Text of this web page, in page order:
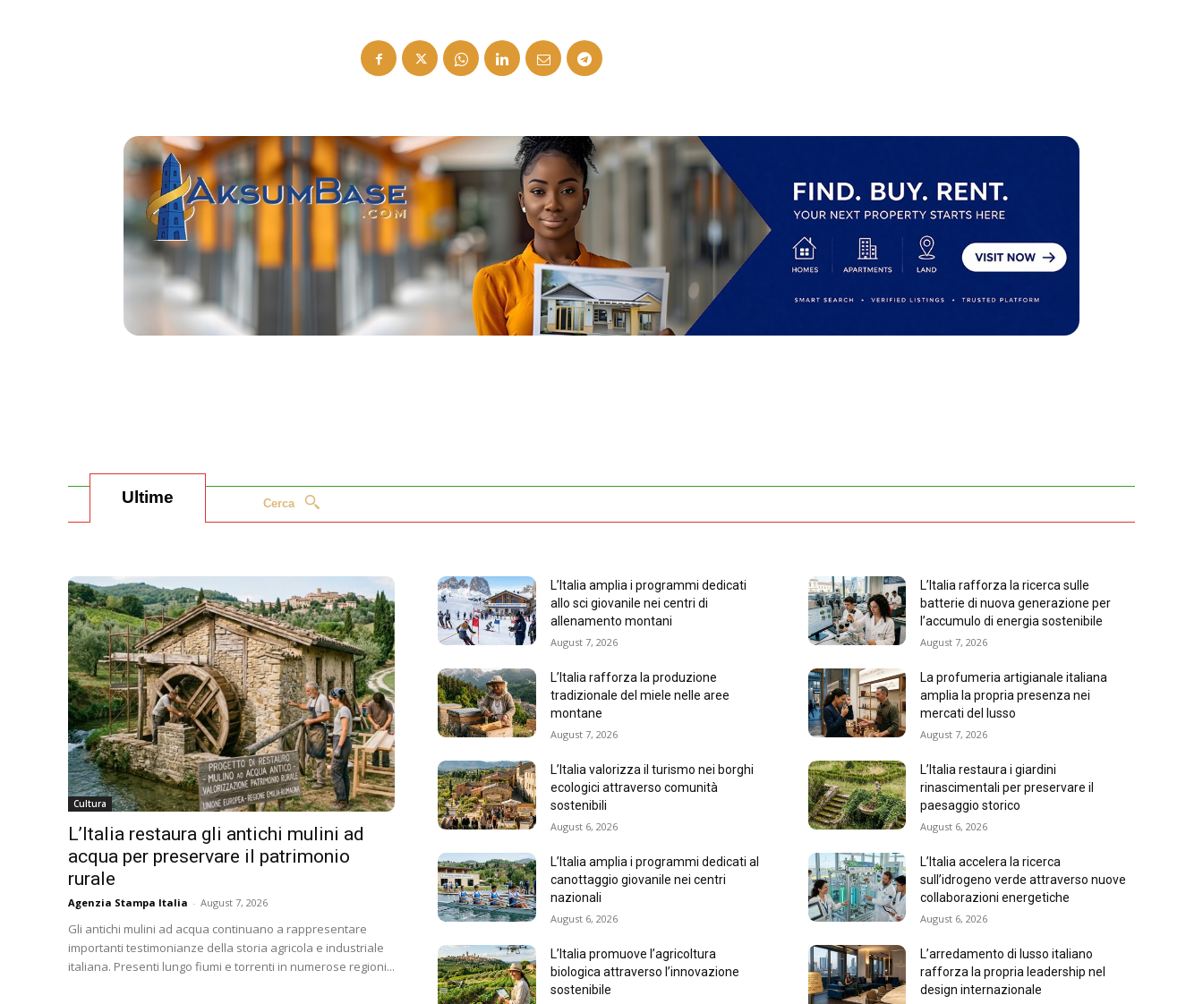
Ultime Cerca
Cultura
L’Italia restaura gli antichi mulini ad
acqua per preservare il patrimonio
rurale
Agenzia Stampa Italia - August 7, 2026
Gli antichi mulini ad acqua continuano a rappresentare
importanti testimonianze della storia agricola e industriale
italiana. Presenti lungo fiumi e torrenti in numerose regioni...
L’Italia amplia i programmi dedicati
allo sci giovanile nei centri di
allenamento montani
August 7, 2026
L’Italia rafforza la ricerca sulle
batterie di nuova generazione per
l’accumulo di energia sostenibile
August 7, 2026
L’Italia rafforza la produzione
tradizionale del miele nelle aree
montane
August 7, 2026
La profumeria artigianale italiana
amplia la propria presenza nei
mercati del lusso
August 7, 2026
L’Italia valorizza il turismo nei borghi
ecologici attraverso comunità
sostenibili
August 6, 2026
L’Italia restaura i giardini
rinascimentali per preservare il
paesaggio storico
August 6, 2026
L’Italia amplia i programmi dedicati al
canottaggio giovanile nei centri
nazionali
August 6, 2026
L’Italia accelera la ricerca
sull’idrogeno verde attraverso nuove
collaborazioni energetiche
August 6, 2026
L’Italia promuove l’agricoltura
biologica attraverso l’innovazione
sostenibile
L’arredamento di lusso italiano
rafforza la propria leadership nel
design internazionale